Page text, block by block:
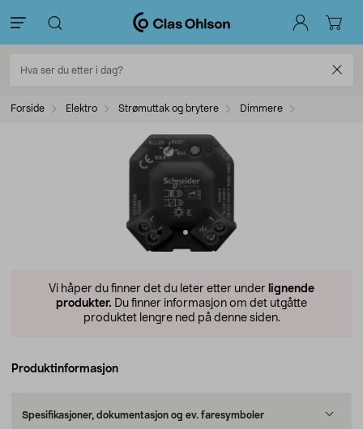
Forside Elektro Strømuttak og brytere Dimmere
Vi håper du finner det du leter etter under lignende
produkter. Du finner informasjon om det utgåtte
produktet lengre ned på denne siden.
Produktinformasjon
Spesifikasjoner, dokumentasjon og ev. faresymboler